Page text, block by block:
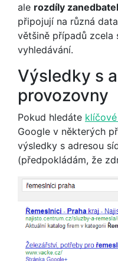
ale rozdíly
připojují na různá
většině případů zcela
vyhledávání.
Výsledky s
provozovny
Pokud hledáte
Google v některých
výsledky s adresou
(předpokládám, že